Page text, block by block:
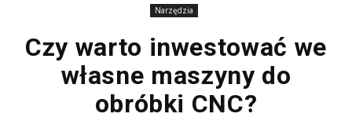
Narzędzia
Czy warto inwestować we
własne maszyny do
obróbki CNC?